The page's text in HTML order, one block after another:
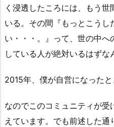
く浸透したころには、もう
いる。その間『もっとこうし
い・・・。』って、世の中へ
している人が絶対いるはずな
2015年、僕が自営になったと
なのでこのコミュニティが
えています。でも前述した